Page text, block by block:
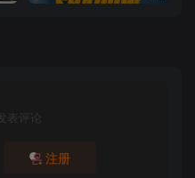
表评论
注册